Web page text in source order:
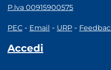
P.Iva 00915900575
PEC - Email - URP -
Accedi